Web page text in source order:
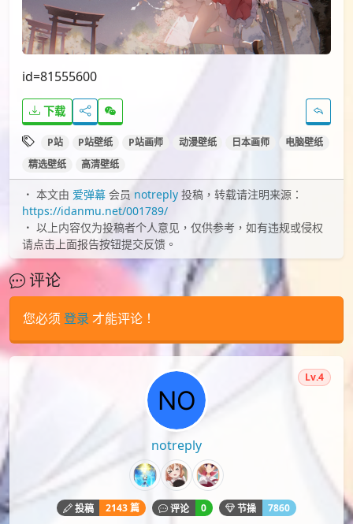
id=81555600
下载
P站 P站壁纸 P站画师 动漫壁纸 日本画师
电脑壁纸
精选壁纸
高清壁纸
本文由 爱弹幕 会员 notreply 投稿，转载请注明来源：
https://idanmu.net/001789/
以上内容仅为投稿者个人意见，仅供参考，如有违规或侵权
请点击上面报告按钮提交反馈。
评论
您必须 登录 才能评论！
notreply
Lv.4
投稿 2143 篇 评论 0 节操 7860